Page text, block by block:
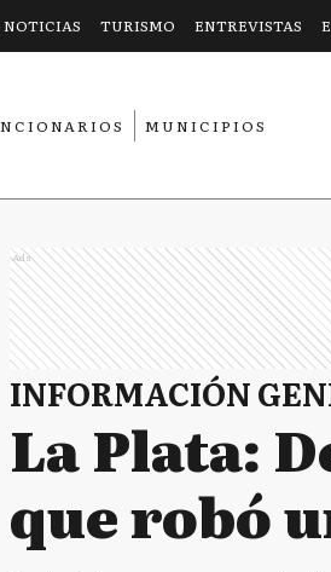
TURISMO ENTREVISTAS
MUNICIPIOS
Ads
INFORMACIÓN
La Plata:
que robó